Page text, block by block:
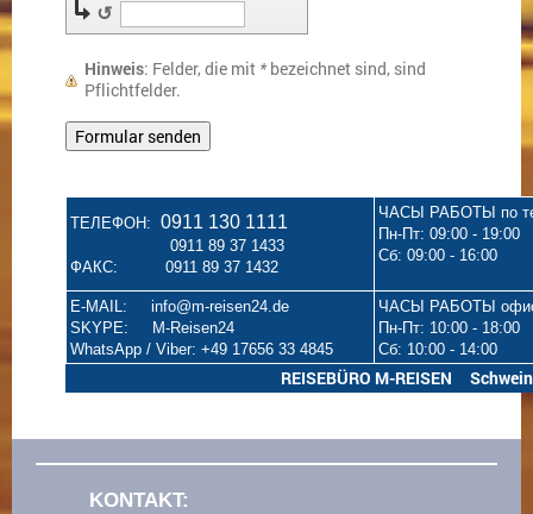
↺
Hinweis : Felder, die mit *bezeichnet sind, sind
Pflichtfelder.
ТЕЛЕФОН: 0911 130 1111
0911 89 37 1433
ФАКС: 0911 89 37 1432
ЧАСЫ РАБОТЫ по
Пн-Пт: 09:00 - 19:00
Сб: 09:00 - 16:00
E-MAIL: info@m-reisen24.de
SKYPE: M-Reisen24
WhatsApp / Viber: +49 17656 33 4845
ЧАСЫ РАБОТЫ
Пн-Пт: 10:00 - 18:00
Сб: 10:00 - 14:00
REISEBÜRO M-REISEN
KONTAKT: